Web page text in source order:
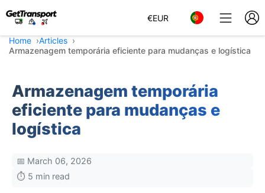
€EUR
Home
Articles
Armazenagem temporária eficiente para mudanças e logística
Armazenagem temporária
eficiente para mudanças e
logística
📅 March 06, 2026
⏱️ 5 min read